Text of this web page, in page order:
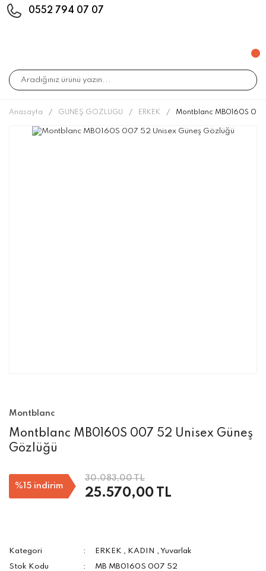
0552 794 07 07
Anasayfa GÜNEŞ GÖZLÜĞÜ ERKEK Montblanc MB0160S
Montblanc
Montblanc MB0160S 007 52 Unisex Güneş
Gözlüğü
%15 indirim
30.083,00 TL
25.570,00 TL
Kategori ERKEK , KADIN ,Yuvarlak
Stok Kodu
MB MB0160S 007 52